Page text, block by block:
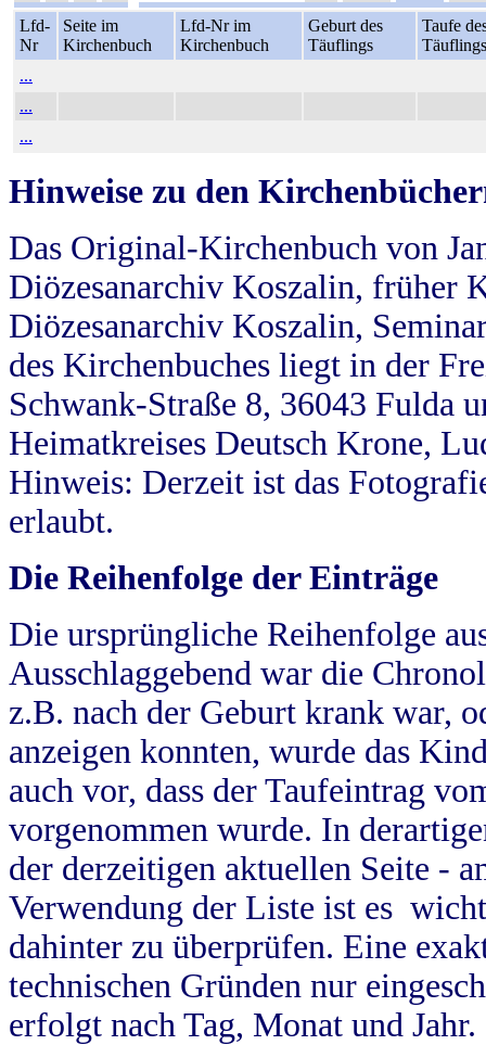
Lfd-
Nr
Seite im
Kirchenbuch
Lfd-Nr im
Kirchenbuch
Geburt des
Täuflings
Taufe
Täuflings
...
...
...
Hinweise zu den
Das Original-Kirchenbuch von
Diözesanarchiv Koszalin, früher
Diözesanarchiv Koszalin,
des Kirchenbuches liegt in der
Schwank-Straße 8, 36043 Fulda
Heimatkreises Deutsch Krone,
Hinweis: Derzeit ist das
erlaubt.
Die Reihenfolge der Einträge
Die ursprüngliche Reihenfolge
Ausschlaggebend war die
z.B. nach der Geburt krank war,
anzeigen konnten, wurde das
auch vor, dass der Taufeintrag
vorgenommen wurde. In
der derzeitigen aktuellen Seite -
Verwendung der Liste ist es
dahinter zu überprüfen. Eine
technischen Gründen nur
erfolgt nach Tag, Monat und Jahr.